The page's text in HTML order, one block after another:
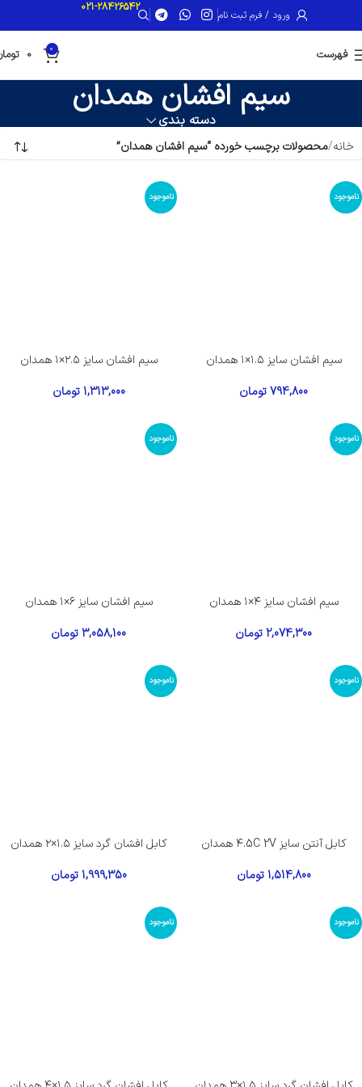
ورود / فرم ثبت نام
021-28426542
فهرست 0
0
سیم افشان همدان
دسته بندی
خانه محصولات برچسب خورده “سیم افشان همدان”
ناموجود
سیم افشان سایز ۱.۵×۱ همدان
794,800تومان
ناموجود
سیم افشان سایز ۲.۵×۱ همدان
1,313,000 تومان
ناموجود
سیم افشان سایز ۴×۱ همدان
2,074,300تومان
ناموجود
سیم افشان سایز ۶×۱ همدان
3,058,100تومان
ناموجود
کابل آنتن سایز ۴.5C 2V همدان
1,514,800 تومان
ناموجود
کابل افشان گرد سایز ۱.۵×۲ همدان
1,999,350 تومان
ناموجود ناموجود